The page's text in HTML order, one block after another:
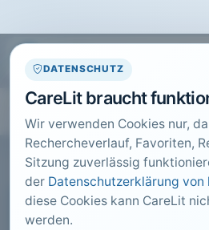
DATENSCHUTZ
CareLit braucht
Wir verwenden Cookies nur,
Rechercheverlauf, Favoriten,
Sitzung zuverlässig
der Datenschutzerklärung von
diese Cookies kann CareLit
werden.CARELIT FACHARTIKEL